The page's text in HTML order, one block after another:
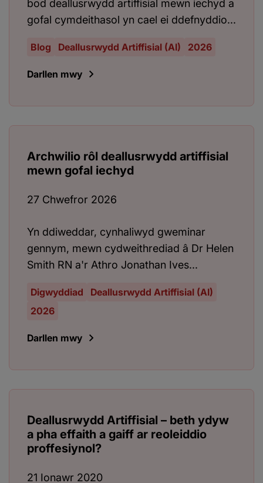
bod deallusrwydd artiffisial mewn iechyd a
gofal cymdeithasol yn cael ei ddefnyddio...
Blog Deallusrwydd Artiffisial (AI) 2026
Darllen mwy
Archwilio rôl deallusrwydd artiffisial
mewn gofal iechyd
27 Chwefror 2026
Yn ddiweddar, cynhaliwyd gweminar
gennym, mewn cydweithrediad â Dr Helen
Smith RN a'r Athro Jonathan Ives...
Digwyddiad
Deallusrwydd Artiffisial (AI)
2026
Darllen mwy
Deallusrwydd Artiffisial – beth ydyw
a pha effaith a gaiff ar reoleiddio
proffesiynol?
21 Ionawr 2020